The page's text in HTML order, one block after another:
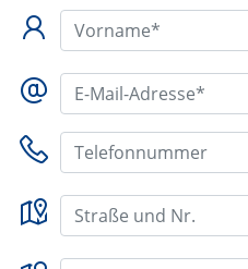
Vorname*:
E-Mail-
Straße und